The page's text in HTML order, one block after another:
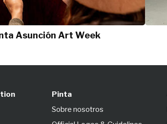
Asunción Art Week
Pinta
Sobre nosotros